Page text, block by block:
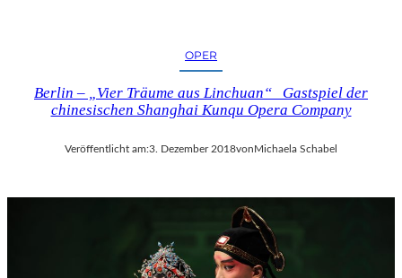
–
M
D
S
T
M
U
S
OPER
Berlin – „Vier Träume aus Linchuan“ Gastspiel der
chinesischen Shanghai Kunqu Opera Company
Veröffentlicht am:3. Dezember 2018von Michaela Schabel